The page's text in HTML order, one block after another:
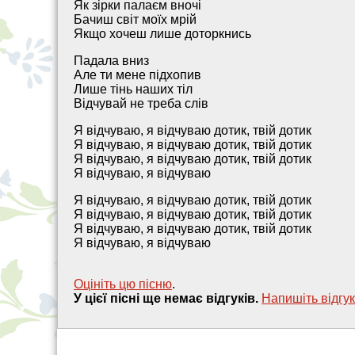
Як зірки палаєм вночі
Бачиш світ моїх мрій
Якщо хочеш лише доторкнись
Падала вниз
Але ти мене підхопив
Лише тінь наших тіл
Відчувай не треба слів
Я відчуваю, я відчуваю дотик, твій дотик
Я відчуваю, я відчуваю дотик, твій дотик
Я відчуваю, я відчуваю дотик, твій дотик
Я відчуваю, я відчуваю
Я відчуваю, я відчуваю дотик, твій дотик
Я відчуваю, я відчуваю дотик, твій дотик
Я відчуваю, я відчуваю дотик, твій дотик
Я відчуваю, я відчуваю
Оцініть цю пісню.
У цієї пісні ще немає відгуків. Напишiть вiдгук